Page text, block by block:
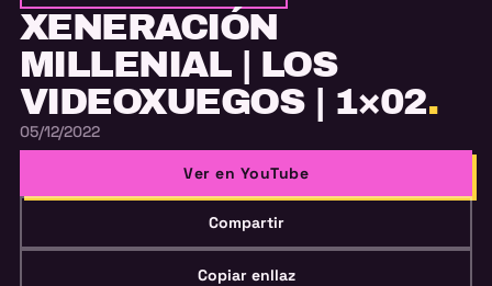
XENERACIÓN
MILLENIAL | LOS
VIDEOXUEGOS | 1×02.
05/12/2022
Ver en YouTube
Compartir
Copiar enllaz